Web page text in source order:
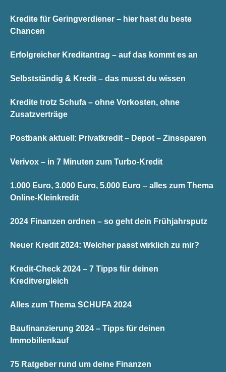
Kredite für Geringverdiener – hier hast du beste
Chancen
Erfolgreicher Kreditantrag – auf das kommt es an
Selbstständig & Kredit – das musst du wissen
Kredite trotz Schufa – ohne Vorkosten, ohne
Zusatzverträge
Postbank aktuell: Privatkredit – Depot – Zinssparen
Verivox – in 7 Minuten zum Turbo-Kredit
1.000 Euro, 3.000 Euro, 5.000 Euro – alles zum Thema
Online-Kleinkredit
2024 Finanzen ordnen – so geht dein Frühjahrsputz
Neuer Kredit 2024: Welcher passt wirklich zu mir?
Kredit-Check 2024 – 7 Tipps für deinen
Kreditvergleich
Alles zum Thema SCHUFA 2024
Baufinanzierung 2024 – Tipps für deinen
Immobilienkauf
75 Ratgeber rund um deine Finanzen